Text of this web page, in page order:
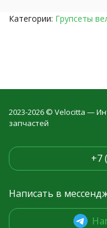
Категории: Групсеты
2023-2026 © Velocitta —
запчастей
+7
Написать в